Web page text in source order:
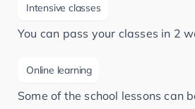
Intensive classes
You can pass your classes in 2
Online learning
Some of the school lessons can